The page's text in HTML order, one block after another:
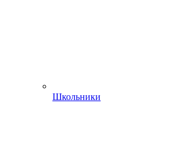
Школьники